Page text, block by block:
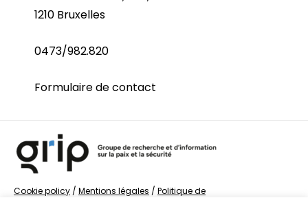
1210 Bruxelles
0473/982.820
Formulaire de contact
Cookie policy / Mentions légales / Politique de